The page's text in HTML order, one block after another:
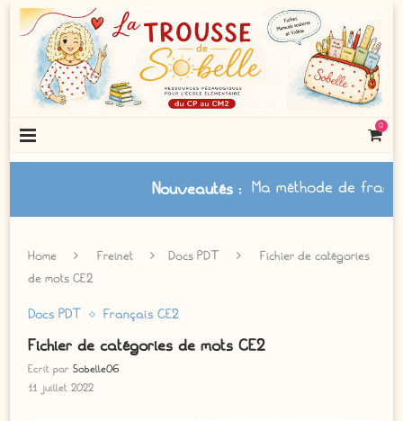
0
Nouveautés: Ma méthode de français à
Home Freinet Docs PDT
Fichier de catégories
de mots CE2
Docs PDT Français CE2
Fichier de catégories de mots CE2
Ecrit parSobelle06
11 juillet 2022